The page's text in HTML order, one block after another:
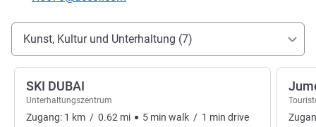
Erreichbarkeit und Anbindung
Kunst, Kultur und Unterhaltung (7)
SKI DUBAI
Unterhaltungszentrum
Zugang: 1 km / 0.62 mi 5 min walk / 1 min drive